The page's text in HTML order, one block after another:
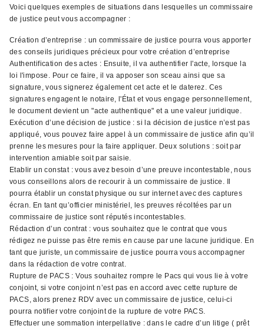
Voici quelques exemples de situations dans lesquelles un commissaire
de justice peut vous accompagner :
Création d’entreprise : un commissaire de justice pourra vous apporter
des conseils juridiques précieux pour votre création d’entreprise
Authentification des actes : Ensuite, il va authentifier l'acte, lorsque la
loi l'impose. Pour ce faire, il va apposer son sceau ainsi que sa
signature, vous signerez également cet acte et le daterez. Ces
signatures engagent le notaire, l'État et vous engage personnellement,
le document devient un "acte authentique" et a une valeur juridique.
Exécution d’une décision de justice : si la décision de justice n’est pas
appliqué, vous pouvez faire appel à un commissaire de justice afin qu’il
prenne les mesures pour la faire appliquer. Deux solutions : soit par
intervention amiable soit par saisie.
Etablir un constat : vous avez besoin d’une preuve incontestable, nous
vous conseillons alors de recourir à un commissaire de justice. Il
pourra établir un constat physique ou sur internet avec des captures
écran. En tant qu’officier ministériel, les preuves récoltées par un
commissaire de justice sont réputés incontestables.
Rédaction d’un contrat : vous souhaitez que le contrat que vous
rédigez ne puisse pas être remis en cause par une lacune juridique. En
tant que juriste, un commissaire de justice pourra vous accompagner
dans la rédaction de votre contrat.
Rupture de PACS : Vous souhaitez rompre le Pacs qui vous lie à votre
conjoint, si votre conjoint n’est pas en accord avec cette rupture de
PACS, alors prenez RDV avec un commissaire de justice, celui-ci
pourra notifier votre conjoint de la rupture de votre PACS.
Effectuer une sommation interpellative : dans le cadre d’un litige ( prêt